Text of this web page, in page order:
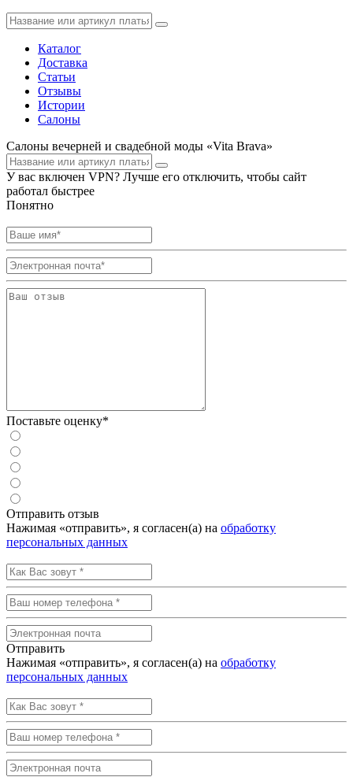
Каталог
Доставка
Статьи
Отзывы
Истории
Салоны
Салоны вечерней и свадебной моды «Vita Brava»
У вас включен VPN? Лучше его отключить, чтобы сайт
работал быстрее
Понятно
Поставьте оценку*
Отправить отзыв
Нажимая «отправить», я согласен(а) на обработку
персональных данных
Отправить
Нажимая «отправить», я согласен(а) на обработку
персональных данных